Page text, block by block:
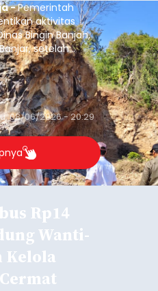
-Pemerintah
aktivitas
Bingin Banjah,
setelah
peruntukan
08/06/2026 - 20:29
Rp14
Wanti-
Kelola